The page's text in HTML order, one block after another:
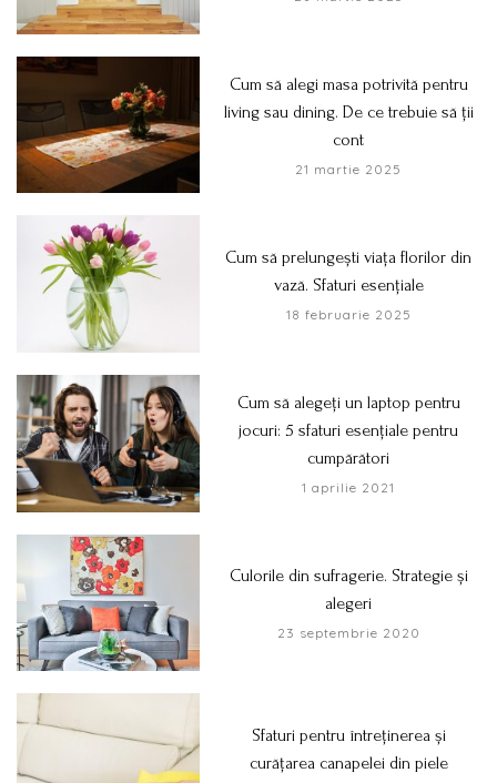
Cum să alegi masa potrivită pentru
living sau dining. De ce trebuie să ții
cont
21 martie 2025
Cum să prelungești viața florilor din
vază. Sfaturi esențiale
18 februarie 2025
Cum să alegeți un laptop pentru
jocuri: 5 sfaturi esențiale pentru
cumpărători
1 aprilie 2021
Culorile din sufragerie. Strategie și
alegeri
23 septembrie 2020
Sfaturi pentru întreținerea și
curățarea canapelei din piele